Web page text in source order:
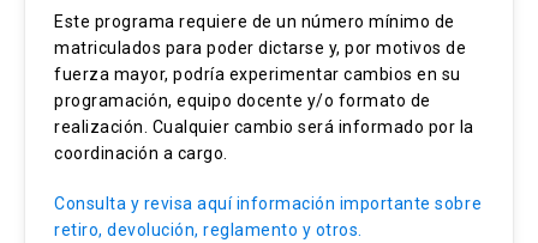
Si te ausentas al examen solo podremos re-
agendar la prueba en caso de que tu ausencia se
deba a una enfermedad será, fallecimiento de
algún familiar o emergencia. Toda solicitud
deberá ser enviada por correo a
certificado médico que debemos recibir a más
Este programa requiere de un número mínimo de
matriculados para poder dictarse y, por motivos de
fuerza mayor, podría experimentar cambios en su
programación, equipo docente y/o formato de
realización. Cualquier cambio será informado por la
coordinación a cargo.
Consulta y revisa aquí información importante sobre
retiro, devolución, reglamento y otros.